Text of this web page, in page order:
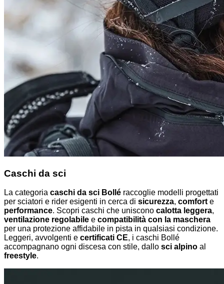
Caschi da sci
La categoria caschi da sci Bollé raccoglie modelli progettati
per sciatori e rider esigenti in cerca di sicurezza, comfort e
performance. Scopri caschi che uniscono calotta leggera,
ventilazione regolabile e compatibilità con la maschera
per una protezione affidabile in pista in qualsiasi condizione.
Leggeri, avvolgenti e certificati CE, i caschi Bollé
accompagnano ogni discesa con stile, dallo sci alpino al
freestyle.